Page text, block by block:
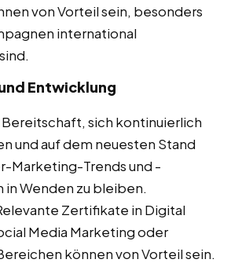
von Vorteil sein, besonders
international
Entwicklung
Bereitschaft, sich kontinuierlich
und auf dem neuesten Stand
Marketing-Trends und -
in Wenden zu bleiben.
Zertifikate in Digital
Media Marketing oder
können von Vorteil sein.